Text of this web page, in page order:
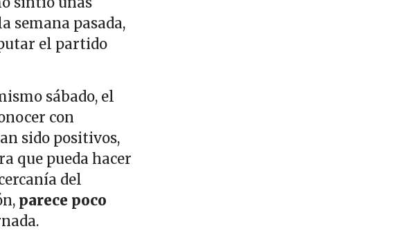
semana pasada,
el partido
sábado, el
con
sido positivos,
que pueda hacer
del
parece poco